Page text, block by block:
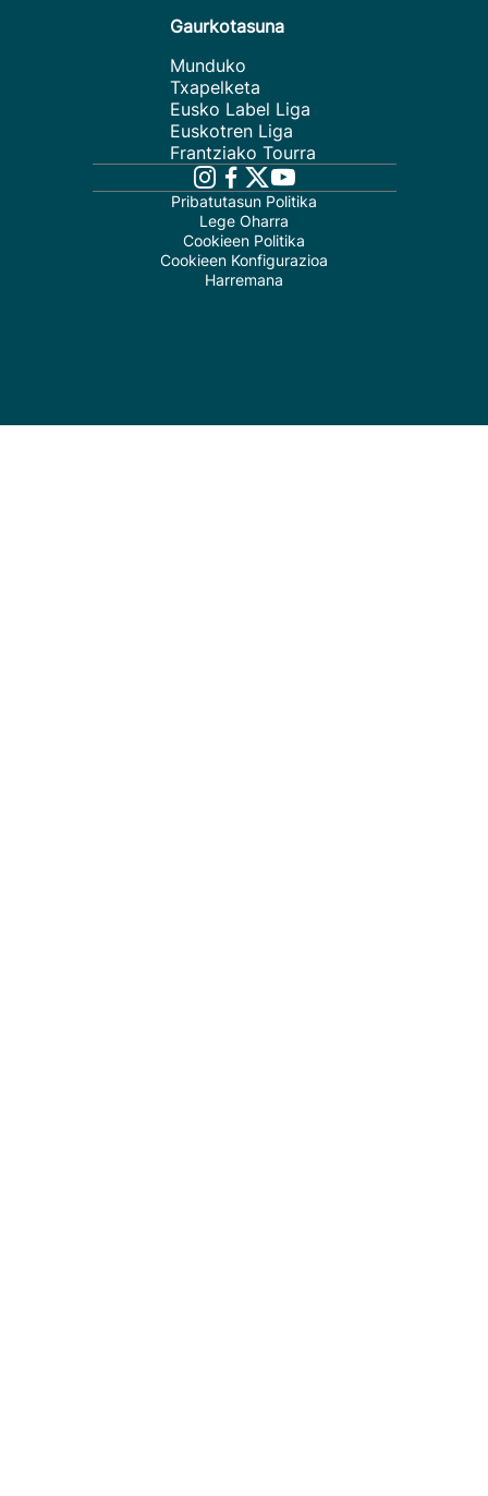
Gaurkotasuna
Munduko
Txapelketa
Eusko Label Liga
Euskotren Liga
Frantziako Tourra
Pribatutasun Politika
Lege Oharra
Cookieen Politika
Cookieen Konfigurazioa
Harremana